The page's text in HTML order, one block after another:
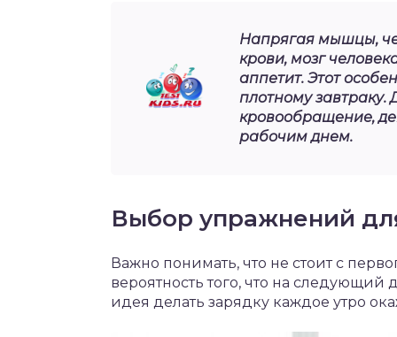
Напрягая мышцы,
крови, мозг
аппетит. Этот
плотному
кровообращение,
рабочим днем.
Выбор упражнений
Важно понимать, что не стоит с
вероятность того, что на
идея делать зарядку каждое утро